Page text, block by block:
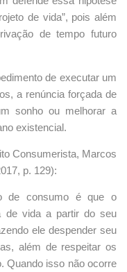
de vida”, pois além
de tempo futuro
de executar um
a renúncia forçada de
sonho ou melhorar a
existencial.
Consumerista, Marcos
p. 129):
de consumo é que o
de vida a partir do seu
ele despender seu
além de respeitar os
Quando isso não ocorre